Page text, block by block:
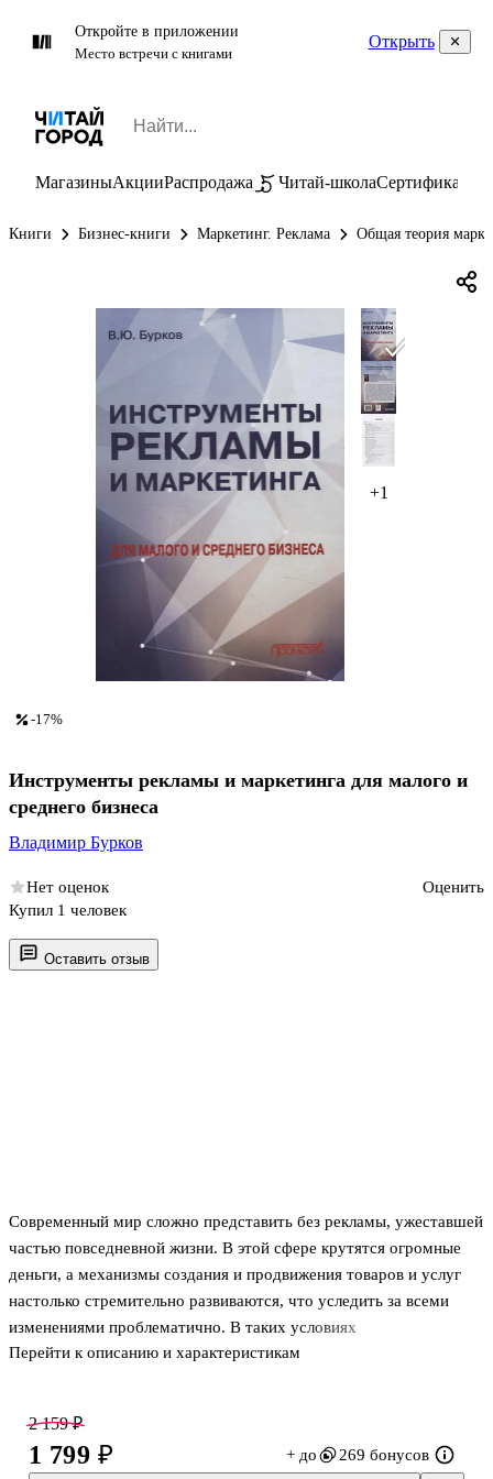
Откройте в приложении
Место встречи с книгами
Открыть
МагазиныАкцииРаспродажа Читай-школаСертификаты
Книги Бизнес-книги Маркетинг. Реклама Общая теория
+1
Оставить отзыв
Современный мир сложно представить без рекламы, ужеставшей
частью повседневной жизни. В этой сфере крутятся огромные
деньги, а механизмы создания и продвижения товаров и услуг
настолько стремительно развиваются, что уследить за всеми
изменениями проблематично. В таких условиях
предпринимателям сложно выстроить успешный маркетинг и
огромных бюджетов и департаментов специалистов.
Настоящая книга написана практиком, имеющим научные
Перейти к описанию и характеристикам
-17%
Инструменты рекламы и маркетинга для малого и
среднего бизнеса
Владимир Бурков
Нет оценок
Оценить
Купил 1 человек
2 159 ₽
1 799 ₽ + до 269 бонусов